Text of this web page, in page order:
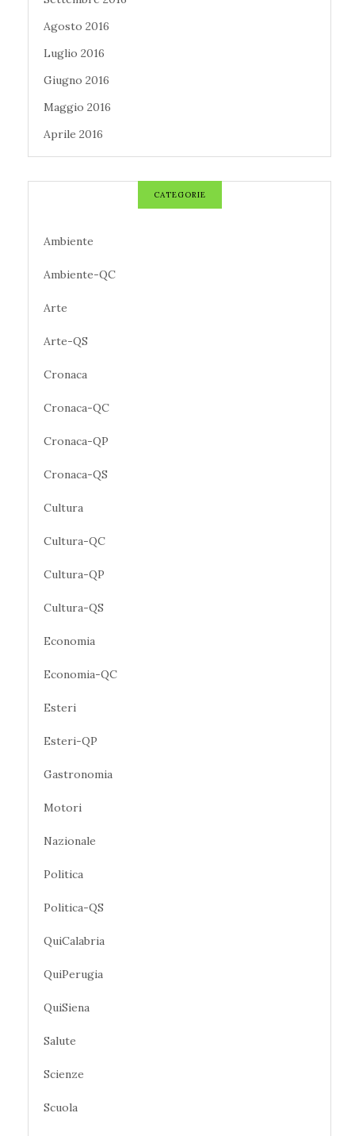
Agosto 2016
Luglio 2016
Giugno 2016
Maggio 2016
Aprile 2016
CATEGORIE
Ambiente
Ambiente-QC
Arte
Arte-QS
Cronaca
Cronaca-QC
Cronaca-QP
Cronaca-QS
Cultura
Cultura-QC
Cultura-QP
Cultura-QS
Economia
Economia-QC
Esteri
Esteri-QP
Gastronomia
Motori
Nazionale
Politica
Politica-QS
QuiCalabria
QuiPerugia
QuiSiena
Salute
Scienze
Scuola